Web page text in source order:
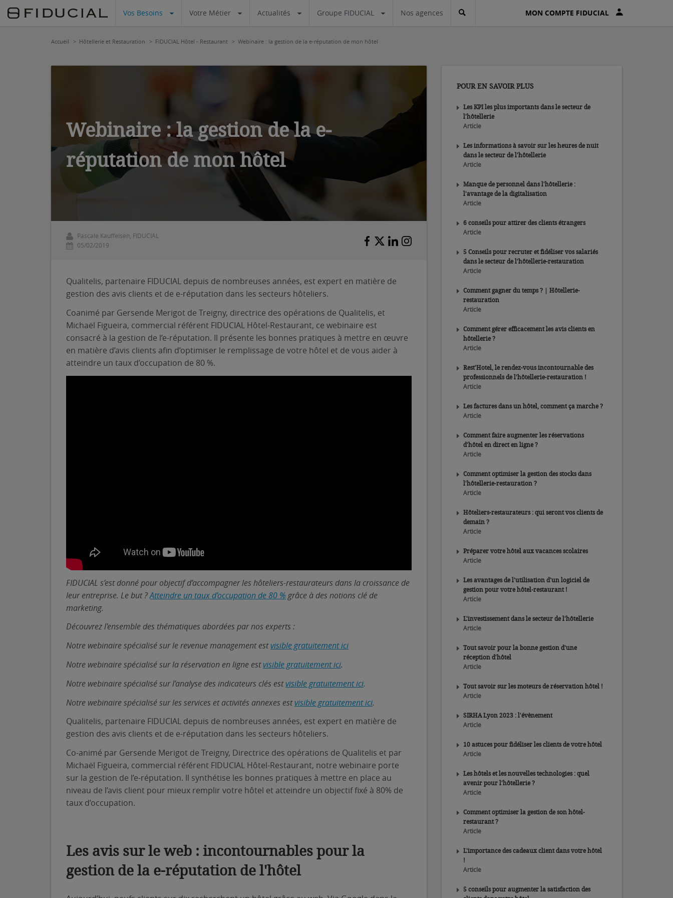
MON COMPTE FIDUCIAL
Vos Besoins Votre Métier Actualités Groupe FIDUCIAL Nos agences
Accueil Hôtellerie et Restauration FIDUCIAL Hôtel - Restaurant Webinaire : la gestion de la e-réputation de mon hôtel
Webinaire : la gestion de la e-
réputation de mon hôtel
Pascale Kauffeisen, FIDUCIAL
05/02/2019
Qualitelis, partenaire FIDUCIAL depuis de nombreuses années, est expert en matière de
gestion des avis clients et de e-réputation dans les secteurs hôteliers.
Coanimé par Gersende Merigot de Treigny, directrice des opérations de Qualitelis, et
Michaël Figueira, commercial référent FIDUCIAL Hôtel-Restaurant, ce webinaire est
consacré à la gestion de l’e-réputation. Il présente les bonnes pratiques à mettre en œuvre
en matière d’avis clients afin d’optimiser le remplissage de votre hôtel et de vous aider à
atteindre un taux d’occupation de 80 %.
FIDUCIAL s’est donné pour objectif d’accompagner les hôteliers-restaurateurs dans la croissance de
leur entreprise. Le but ?Atteindre un taux d’occupation de 80 % grâce à des notions clé de
marketing.
Découvrez l'ensemble des thématiques abordées par nos experts :
Notre webinaire spécialisé sur le revenue management estvisible gratuitement ici
Notre webinaire spécialisé sur la réservation en ligne estvisible gratuitement ici.
Notre webinaire spécialisé sur l’analyse des indicateurs clés estvisible gratuitement ici.
Notre webinaire spécialisé sur les services et activités annexes estvisible gratuitement ici.
Qualitelis, partenaire FIDUCIAL depuis de nombreuses années, est expert en matière de
gestion des avis clients et de e-réputation dans les secteurs hôteliers.
Co-animé par Gersende Merigot de Treigny, Directrice des opérations de Qualitelis et par
Michaël Figueira, commercial référent FIDUCIAL Hôtel-Restaurant, notre webinaire porte
sur la gestion de l’e-réputation. Il synthétise les bonnes pratiques à mettre en place au
niveau de l’avis client pour mieux remplir votre hôtel et atteindre un objectif fixé à 80% de
taux d’occupation.
Les avis sur le web : incontournables pour la
gestion de la e-réputation de l'hôtel
POUR EN SAVOIR PLUS
Les KPI les plus importants dans le secteur de
l'hôtellerie
Article
Les informations à savoir sur les heures de nuit
dans le secteur de l'hôtellerie
Article
Manque de personnel dans l'hôtellerie :
l'avantage de la digitalisation
Article
6 conseils pour attirer des clients étrangers
Article
5 Conseils pour recruter et fidéliser vos salariés
dans le secteur de l'hôtellerie-restauration
Article
Comment gagner du temps ? | Hôtellerie-
restauration
Article
Comment gérer efficacement les avis clients en
hôtellerie ?
Article
Rest'Hotel, le rendez-vous incontournable des
professionnels de l'hôtellerie-restauration !
Article
Les factures dans un hôtel, comment ça marche ?
Article
Comment faire augmenter les réservations
d'hôtel en direct en ligne ?
Article
Comment optimiser la gestion des stocks dans
l'hôtellerie-restauration ?
Article
Hôteliers-restaurateurs : qui seront vos clients de
demain ?
Article
Préparer votre hôtel aux vacances scolaires
Article
Les avantages de l'utilisation d'un logiciel de
gestion pour votre hôtel-restaurant !
Article
L'investissement dans le secteur de l'hôtellerie
Article
Tout savoir pour la bonne gestion d'une
réception d'hôtel
Article
Tout savoir sur les moteurs de réservation hôtel !
Article
SIRHA Lyon 2023 : l'évènement
Article
10 astuces pour fidéliser les clients de votre hôtel
Article
Les hôtels et les nouvelles technologies : quel
avenir pour l'hôtellerie ?
Article
Comment optimiser la gestion de son hôtel-
restaurant ?
Article
L'importance des cadeaux client dans votre hôtel
!
Article
5 conseils pour augmenter la satisfaction des